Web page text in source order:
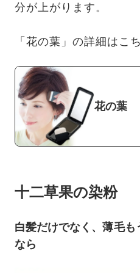
分が上がります。
「花の葉」の詳細はこち
花の葉
十二草果の染粉
白髪だけでなく、薄毛
なら